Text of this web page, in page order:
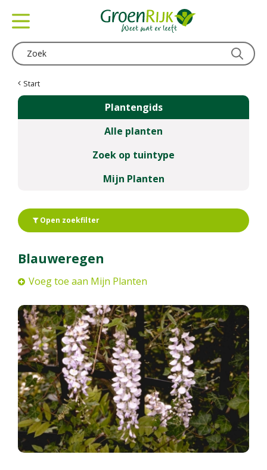
Start
Plantengids
Alle planten
Zoek op tuintype
Mijn Planten
Open zoekfilter
Blauweregen
Voeg toe aan Mijn Planten